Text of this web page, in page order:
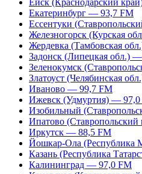
Ейск (Краснодарский
Екатеринбург — 93,7 FM
Ессентуки
Железногорск (Курская
Жердевка (Тамбовская
Задонск (Липецкая обл.)
Зеленокумск
Златоуст (Челябинская
Иваново — 99,7 FM
Ижевск (Удмуртия) —
Изобильный
Ипатово
Иркутск — 88,5 FM
Йошкар-Ола
Казань (Республика
Калининград — 97,0 FM